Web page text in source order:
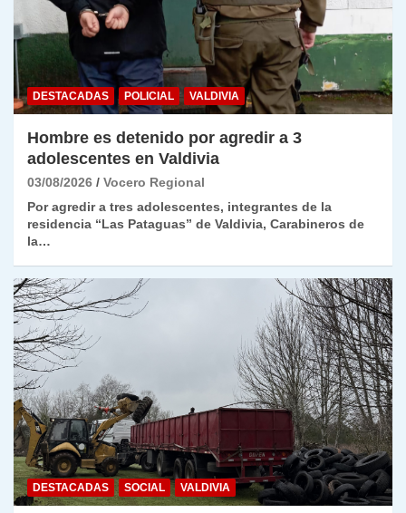
DESTACADAS POLICIAL VALDIVIA
Hombre es detenido por agredir a 3
adolescentes en Valdivia
03/08/2026
Vocero Regional
Por agredir a tres adolescentes, integrantes de la
residencia “Las Pataguas” de Valdivia, Carabineros de
la…
DESTACADAS SOCIAL VALDIVIA